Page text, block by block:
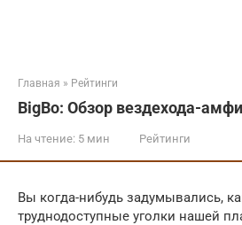
Главная » Рейтинги
BigBo: Обзор вездехода-
На чтение: 5 мин Рейтинги
Вы когда-нибудь задумывались,
труднодоступные уголки нашей